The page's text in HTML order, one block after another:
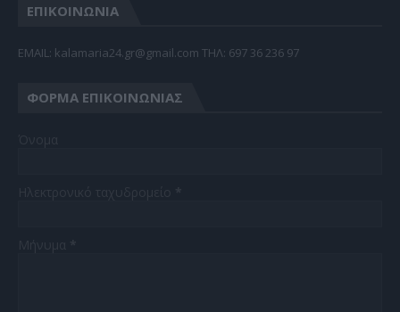
ΕΠΙΚΟΙΝΩΝΙΑ
EMAIL: kalamaria24.gr@gmail.com TΗΛ: 697 36 236 97
ΦΌΡΜΑ ΕΠΙΚΟΙΝΩΝΊΑΣ